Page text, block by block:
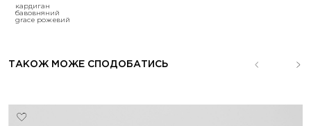
кардиган
бавовняний
grace рожевий
ТАКОЖ МОЖЕ СПОДОБАТИСЬ